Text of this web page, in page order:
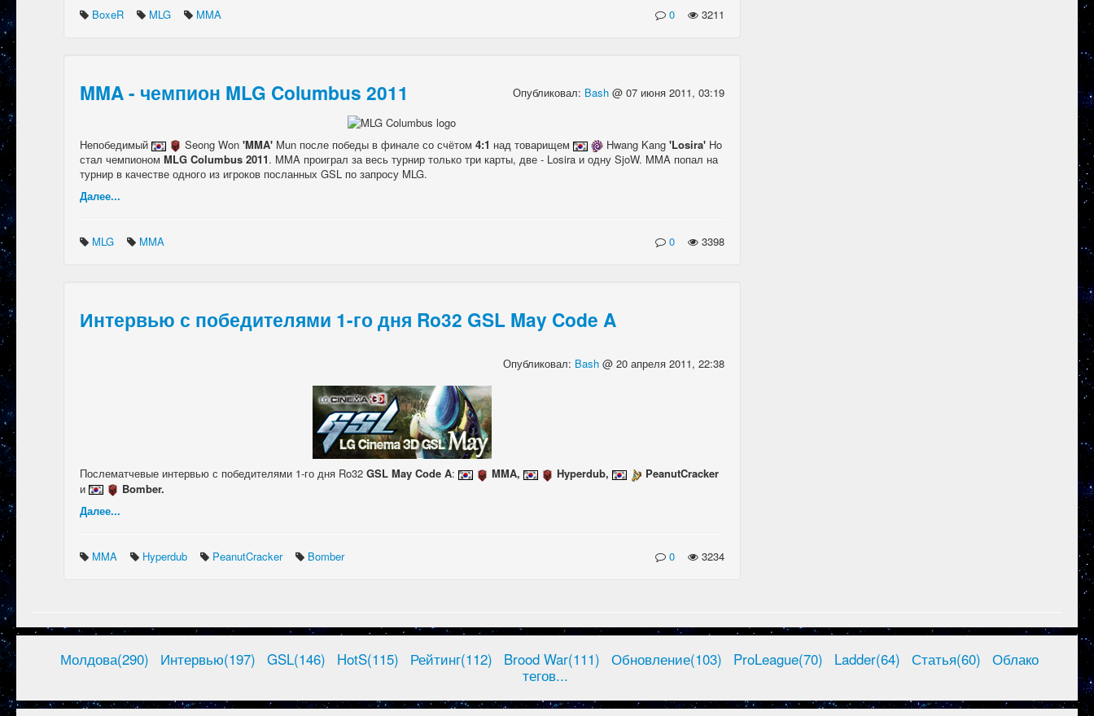
BoxeR MLG MMA 0 3211
MMA - чемпион MLG Columbus 2011 Опубликовал: Bash @ 07 июня 2011, 03:19
Непобедимый Seong Won 'MMA'Mun после победы в финале со счётом 4:1 над товарищем Hwang Kang 'Losira' Ho
стал чемпионом MLG Columbus 2011. MMA проиграл за весь турнир только три карты, две - Losira и одну SjoW. MMA попал на
турнир в качестве одного из игроков посланных GSL по запросу MLG.
Далее...
MLG MMA 0 3398
Интервью с победителями 1-го дня Ro32 GSL May Code A
Опубликовал: Bash @ 20 апреля 2011, 22:38
Послематчевые интервью с победителями 1-го дня Ro32 GSL May Code A: MMA, Hyperdub,
PeanutCracker
и
Bomber.
Далее...
MMA Hyperdub PeanutCracker Bomber 0 3234
Молдова(290) Интервью(197) GSL(146) HotS(115) Рейтинг(112) Brood War(111) Обновление(103) ProLeague(70) Ladder(64) Статья(60)
Облако
тегов...